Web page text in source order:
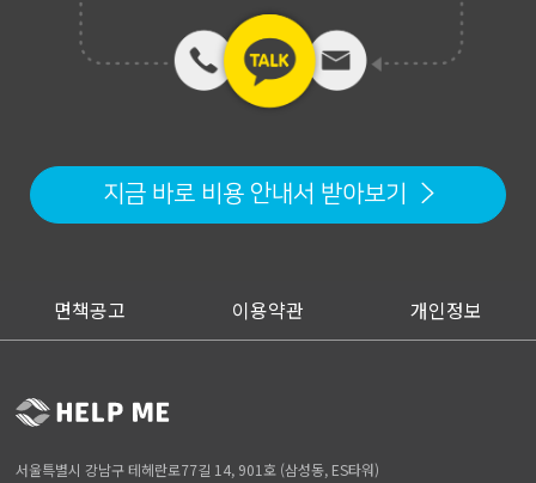
지금 바로 비용 안내서 받아보기
면책공고 이용약관 개인정보
서울특별시 강남구 테헤란로77길 14, 901호 (삼성동, ES타워)